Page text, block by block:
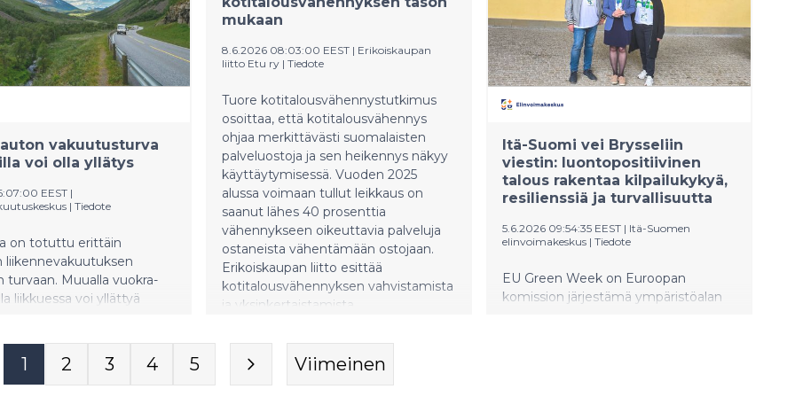
siirtymän investoinneilla.
vakuutusturva
voi olla yllätys
EEST |
| Tiedote
on totuttu erittäin
liikennevakuutuksen
turvaan. Muualla vuokra-
liikkuessa voi yllättyä
omia henkilövahinkoja.
mukaan
8.6.2026 08:03:00 EEST | Erikoiskaupan
liitto Etu ry | Tiedote
Tuore kotitalousvähennystutkimus
osoittaa, että kotitalousvähennys
ohjaa merkittävästi suomalaisten
palveluostoja ja sen heikennys näkyy
käyttäytymisessä. Vuoden 2025
alussa voimaan tullut leikkaus on
saanut lähes 40 prosenttia
vähennykseen oikeuttavia palveluja
ostaneista vähentämään ostojaan.
Erikoiskaupan liitto esittää
kotitalousvähennyksen vahvistamista
ja yksinkertaistamista.
Itä-Suomi vei Brysseliin
viestin: luontopositiivinen
talous rakentaa kilpailukykyä,
resilienssiä ja turvallisuutta
5.6.2026 09:54:35 EEST | Itä-Suomen
elinvoimakeskus | Tiedote
EU Green Week on Euroopan
komission järjestämä ympäristöalan
1 2 3 4 5 Viimeinen